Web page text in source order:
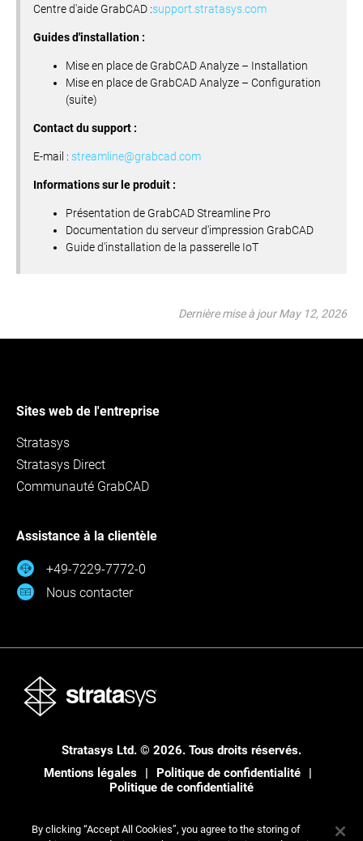
Centre d'aide GrabCAD :support.stratasys.com
Guides d'installation :
Mise en place de GrabCAD Analyze – Installation
Mise en place de GrabCAD Analyze – Configuration
(suite)
Contact du support :
E-mail : streamline@grabcad.com
Informations sur le produit :
Présentation de GrabCAD Streamline Pro
Documentation du serveur d'impression GrabCAD
Guide d'installation de la passerelle IoT
Dernière mise à jour May 12, 2026
Sites web de l'entreprise
Stratasys
Stratasys Direct
Communauté GrabCAD
Assistance à la clientèle
+49-7229-7772-0
Nous contacter
Stratasys Ltd. © 2026. Tous droits réservés.
Mentions légales
Politique de confidentialité
Politique de confidentialité
By clicking “Accept All Cookies”, you agree to the storing of